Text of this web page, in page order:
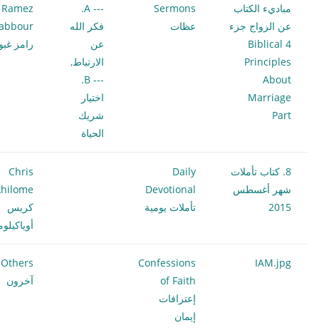
مباديء الكتاب
عن الزواج جزء
4 Biblical
Principles
About
Marriage
Part
Sermons
عظات
--- A.
فكر الله
عن
الارتباط,
--- B.
اختيار
شريك
الحياة
Ramez
رامز
8. كتاب تأملات
شهر أغسطس
2015
Daily
Devotional
تأملات يومية
Chris
كريس
IAM.jpg
Confessions
of Faith
إعترافات
إيمان
Others
آخرون